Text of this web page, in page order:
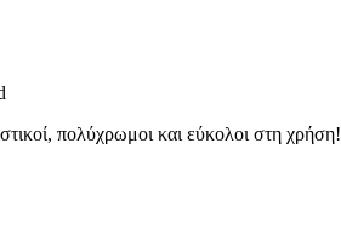
πολύχρωμοι και εύκολοι στη χρήση!